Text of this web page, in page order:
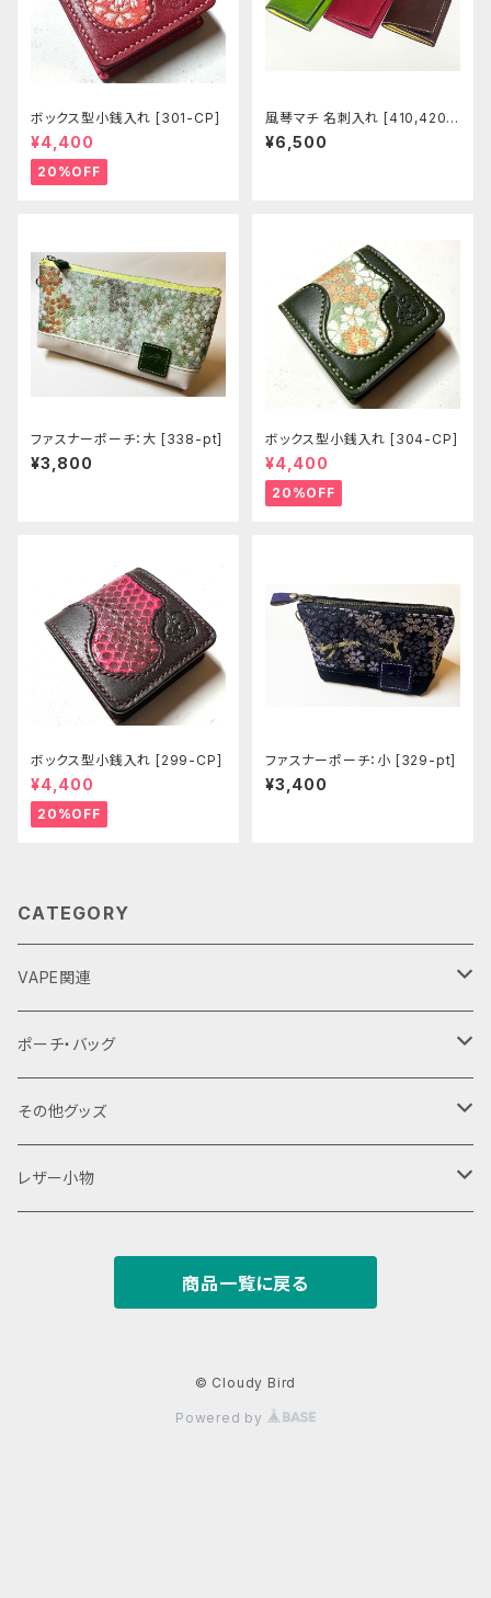
ボックス型小銭入れ [301-CP]
¥4,400
20%OFF
風琴マチ 名刺入れ [410,420-
421]
¥6,500
ファスナーポーチ：大 [338-pt]
¥3,800
ボックス型小銭入れ [304-CP]
¥4,400
20%OFF
ボックス型小銭入れ [299-CP]
¥4,400
20%OFF
ファスナーポーチ：小 [329-pt]
¥3,400
CATEGORY
VAPE関連
バッテリーケース
18650用
18350用
VAPEデバイス用スリーブ・ケース
iStick Pico 75w
ポーチ・バッグ
ファスナーポーチ
L字ファスナーポーチ
巾着バッグ
その他グッズ
Tシャツ
レザー小物
商品一覧に戻る
© Cloudy Bird
Powered by